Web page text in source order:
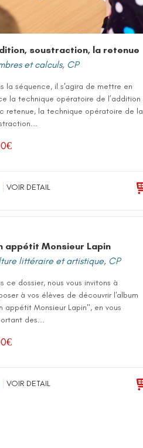
soustraction, la retenue
et calculs, CP
la séquence, il s'agira de mettre en
la technique opératoire de l’addition
retenue, la technique opératoire de la
€
VOIR DETAIL
appétit Monsieur Lapin
littéraire et artistique, CP
ce dossier, nous vous invitons à
à vos élèves de découvrir l'album
appétit Monsieur Lapin", en vous
des...
€
VOIR DETAIL